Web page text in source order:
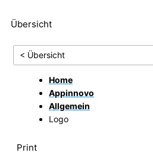
< Übersicht
Home
Appinnovo
Allgemein
Logo
Print
Übersicht